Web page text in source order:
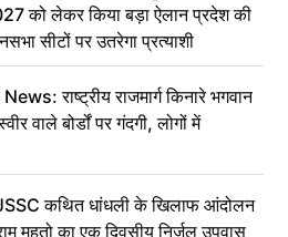
को लेकर किया बड़ा ऐलान प्रदेश की
सीटों पर उतरेगा प्रत्याशी
राष्ट्रीय राजमार्ग किनारे भगवान
वाले बोर्डों पर गंदगी, लोगों में
कथित धांधली के खिलाफ आंदोलन
महतो का एक दिवसीय निर्जल उपवास